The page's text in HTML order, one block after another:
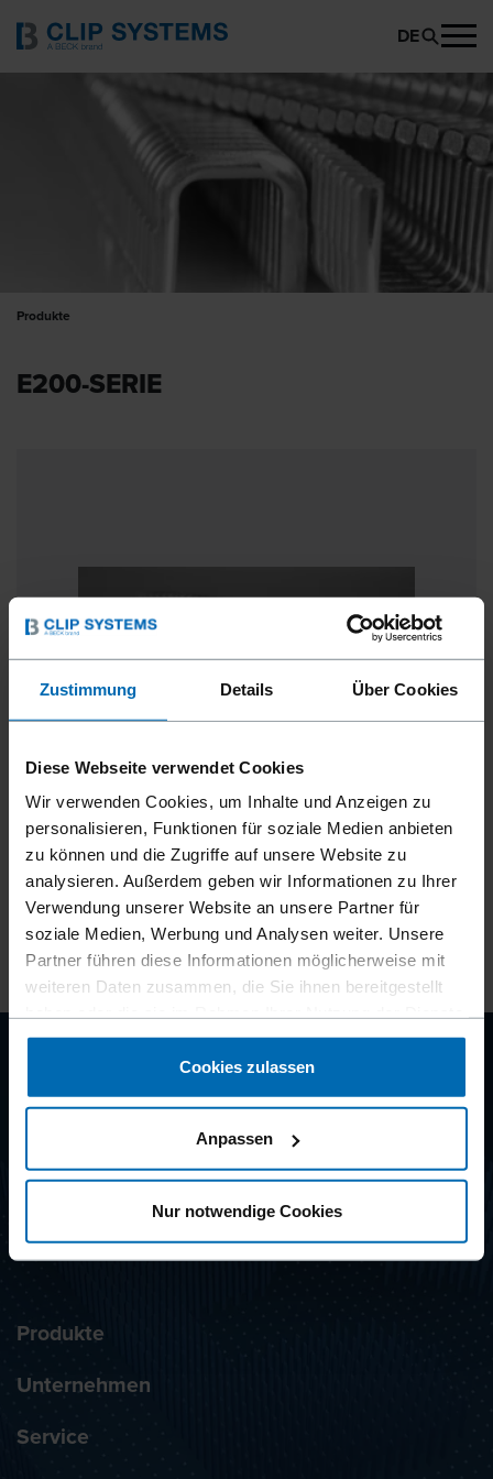
Zustimmung Details Über Cookies
Diese Webseite verwendet Cookies
Wir verwenden Cookies, um Inhalte und Anzeigen zu
personalisieren, Funktionen für soziale Medien anbieten
zu können und die Zugriffe auf unsere Website zu
analysieren. Außerdem geben wir Informationen zu Ihrer
Verwendung unserer Website an unsere Partner für
soziale Medien, Werbung und Analysen weiter. Unsere
Partner führen diese Informationen möglicherweise mit
weiteren Daten zusammen, die Sie ihnen bereitgestellt
gesammelt haben.
Cookies zulassen
Anpassen
Nur notwendige Cookies
DE
Produkte
E200-SERIE
XE-CAA-SERIE
Made by Beck XE-CAA-Serie in den Abmessungen
ähnlich wie E200-Serie
CLIP
SYSTEMS
Produkte
Unternehmen
Service